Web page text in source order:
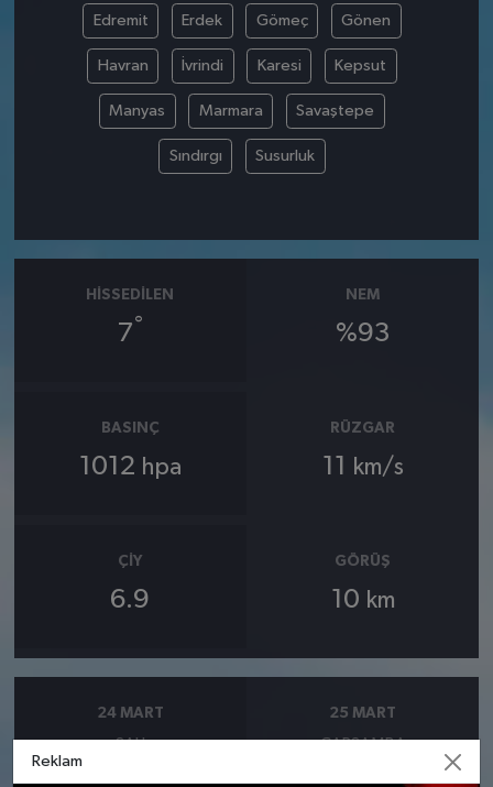
Edremit Erdek Gömeç Gönen
Havran İvrindi Karesi Kepsut
Manyas Marmara Savaştepe
Sındırgı Susurluk
HISSEDILEN
7°
NEM
%93
BASINÇ
1012 hpa
RÜZGAR
11 km/s
ÇIY
6.9
GÖRÜŞ
10 km
24 MART
SALI
25 MART
ÇARŞAMBA
Reklam